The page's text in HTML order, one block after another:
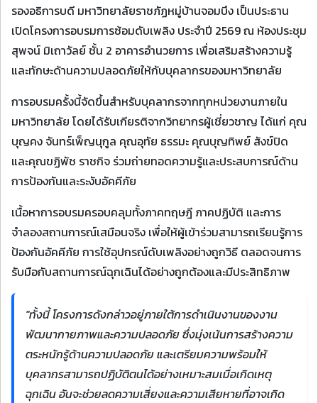
รองอธิการบดี มหาวิทยาลัยราชภัฏหมู่บ้านจอมบึง เป็นประธาน
เปิดโครงการอบรมการซ้อมดับเพลิง ประจำปี 2569 ณ ห้องประชุม
สุพจน์ มิเถาวัลย์ ชั้น 2 อาคารอำนวยการ เพื่อเสริมสร้างความรู้
และทักษะด้านความปลอดภัยให้กับบุคลากรของมหาวิทยาลัย
การอบรมครั้งนี้จัดขึ้นสำหรับบุคลากรจากทุกหน่วยงานภายใน
มหาวิทยาลัย โดยได้รับเกียรติจากวิทยากรผู้เชี่ยวชาญ ได้แก่ คุณ
บุญคง จันทร์เพ็ญนุกูล คุณอุทัย ธรรมะ คุณบุญทิพย์ สังข์ปิด
และคุณขฏิพัช ราชกิจ ร่วมถ่ายทอดความรู้และประสบการณ์ด้าน
การป้องกันและระงับอัคคีภัย
เนื้อหาการอบรมครอบคลุมทั้งภาคทฤษฎี ภาคปฏิบัติ และการ
จำลองสถานการณ์เสมือนจริง เพื่อให้ผู้เข้าร่วมสามารถเรียนรู้การ
ป้องกันอัคคีภัย การใช้อุปกรณ์ดับเพลิงอย่างถูกวิธี ตลอดจนการ
รับมือกับสถานการณ์ฉุกเฉินได้อย่างถูกต้องและมีประสิทธิภาพ
"ทั้งนี้ โครงการดังกล่าวอยู่ภายใต้การดำเนินงานของงาน
พัฒนากายภาพและความปลอดภัย ซึ่งมุ่งเน้นการสร้างความ
ตระหนักรู้ด้านความปลอดภัย และเตรียมความพร้อมให้
บุคลากรสามารถปฏิบัติตนได้อย่างเหมาะสมเมื่อเกิดเหตุ
ฉุกเฉิน อันจะช่วยลดความเสี่ยงและความเสียหายที่อาจเกิด